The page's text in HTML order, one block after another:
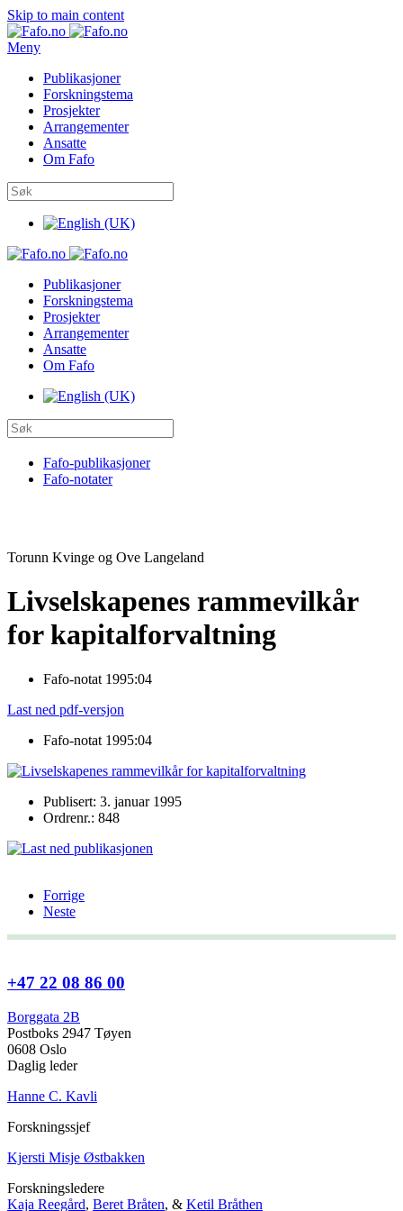
Skip to main content
Meny
Publikasjoner
Forskningstema
Prosjekter
Arrangementer
Ansatte
Om Fafo
Publikasjoner
Forskningstema
Prosjekter
Arrangementer
Ansatte
Om Fafo
Fafo-publikasjoner
Fafo-notater
Torunn Kvinge og Ove Langeland
Livselskapenes rammevilkår
for kapitalforvaltning
Fafo-notat 1995:04
Last ned pdf-versjon
Fafo-notat 1995:04
Publisert: 3. januar 1995
Ordrenr.: 848
Forrige
Neste
+47 22 08 86 00
Borggata 2B
Postboks 2947 Tøyen
0608 Oslo
Daglig leder
Hanne C. Kavli
Forskningssjef
Kjersti Misje Østbakken
Forskningsledere
Kaja Reegård, Beret Bråten, & Ketil Bråthen